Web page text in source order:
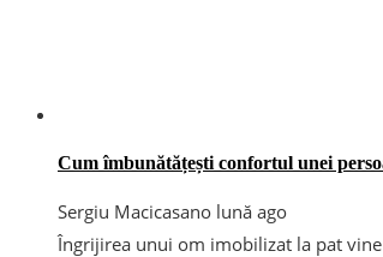
Cum îmbunătățești confortul unei
Sergiu Macicasano lună ago
Îngrijirea unui om imobilizat la pat